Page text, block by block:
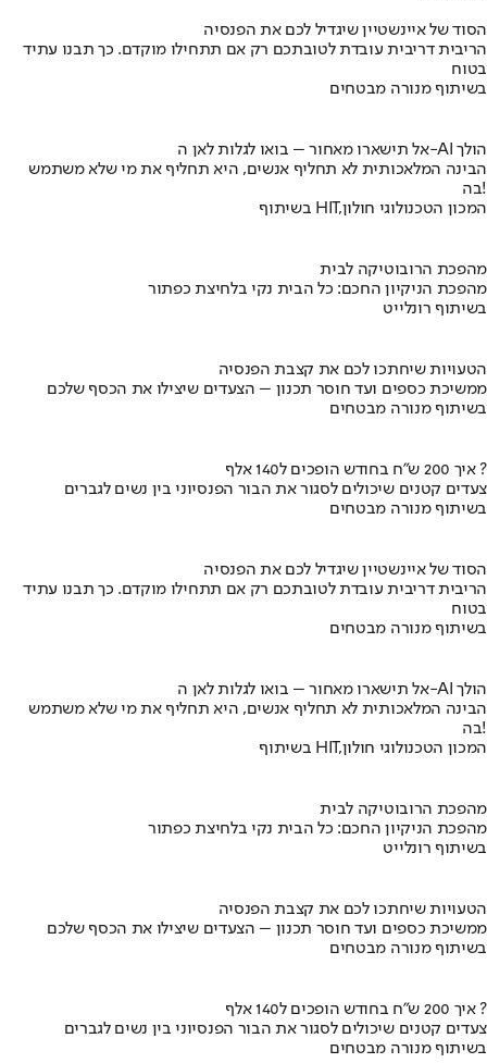
הסוד של איינשטיין שיגדיל לכם את הפנסיה
הריבית דריבית עובדת לטובתכם רק אם תתחילו מוקדם. כך תבנו עתיד
בטוח
בשיתוף מנורה מבטחים
אל תישארו מאחור – בואו לגלות לאן ה-AI הולך
הבינה המלאכותית לא תחליף אנשים, היא תחליף את מי שלא משתמש
בה!
בשיתוף HIT,המכון הטכנולוגי חולון
מהפכת הרובוטיקה לבית
מהפכת הניקיון החכם: כל הבית נקי בלחיצת כפתור
בשיתוף רונלייט
הטעויות שיחתכו לכם את קצבת הפנסיה
ממשיכת כספים ועד חוסר תכנון – הצעדים שיצילו את הכסף שלכם
בשיתוף מנורה מבטחים
איך 200 ש"ח בחודש הופכים ל140 אלף ?
צעדים קטנים שיכולים לסגור את הבור הפנסיוני בין נשים לגברים
בשיתוף מנורה מבטחים
הסוד של איינשטיין שיגדיל לכם את הפנסיה
הריבית דריבית עובדת לטובתכם רק אם תתחילו מוקדם. כך תבנו עתיד
בטוח
בשיתוף מנורה מבטחים
אל תישארו מאחור – בואו לגלות לאן ה-AI הולך
הבינה המלאכותית לא תחליף אנשים, היא תחליף את מי שלא משתמש
בה!
בשיתוף HIT,המכון הטכנולוגי חולון
מהפכת הרובוטיקה לבית
מהפכת הניקיון החכם: כל הבית נקי בלחיצת כפתור
בשיתוף רונלייט
הטעויות שיחתכו לכם את קצבת הפנסיה
ממשיכת כספים ועד חוסר תכנון – הצעדים שיצילו את הכסף שלכם
בשיתוף מנורה מבטחים
איך 200 ש"ח בחודש הופכים ל140 אלף ?
צעדים קטנים שיכולים לסגור את הבור הפנסיוני בין נשים לגברים
בשיתוף מנורה מבטחים